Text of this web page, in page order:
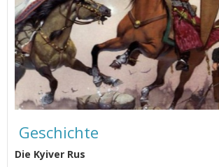
Geschichte
Die Kyiver Rus